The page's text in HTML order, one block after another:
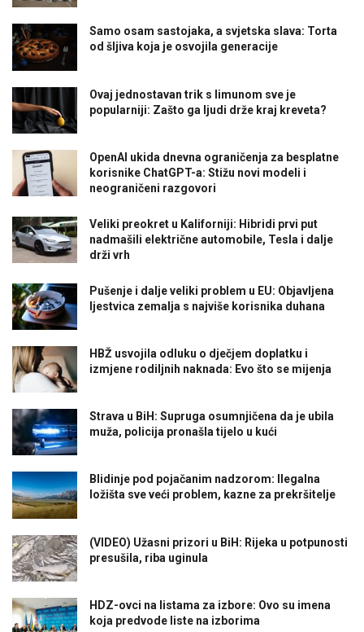
Samo osam sastojaka, a svjetska slava: Torta
od šljiva koja je osvojila generacije
Ovaj jednostavan trik s limunom sve je
popularniji: Zašto ga ljudi drže kraj kreveta?
OpenAI ukida dnevna ograničenja za besplatne
korisnike ChatGPT-a: Stižu novi modeli i
neograničeni razgovori
Veliki preokret u Kaliforniji: Hibridi prvi put
nadmašili električne automobile, Tesla i dalje
drži vrh
Pušenje i dalje veliki problem u EU: Objavljena
ljestvica zemalja s najviše korisnika duhana
HBŽ usvojila odluku o dječjem doplatku i
izmjene rodiljnih naknada: Evo što se mijenja
Strava u BiH: Supruga osumnjičena da je ubila
muža, policija pronašla tijelo u kući
Blidinje pod pojačanim nadzorom: Ilegalna
ložišta sve veći problem, kazne za prekršitelje
(VIDEO) Užasni prizori u BiH: Rijeka u potpunosti
presušila, riba uginula
HDZ-ovci na listama za izbore: Ovo su imena
koja predvode liste na izborima